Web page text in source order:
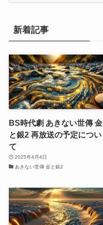
リ
ー
新着記事
BS時代劇 あきない世傳 金
と銀2 再放送の予定につい
て
2025年4月4日
あきない世傳 金と銀2